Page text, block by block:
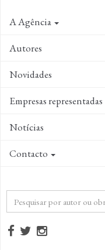
A Agência
Autores
Novidades
Empresas representadas
Notícias
Contacto